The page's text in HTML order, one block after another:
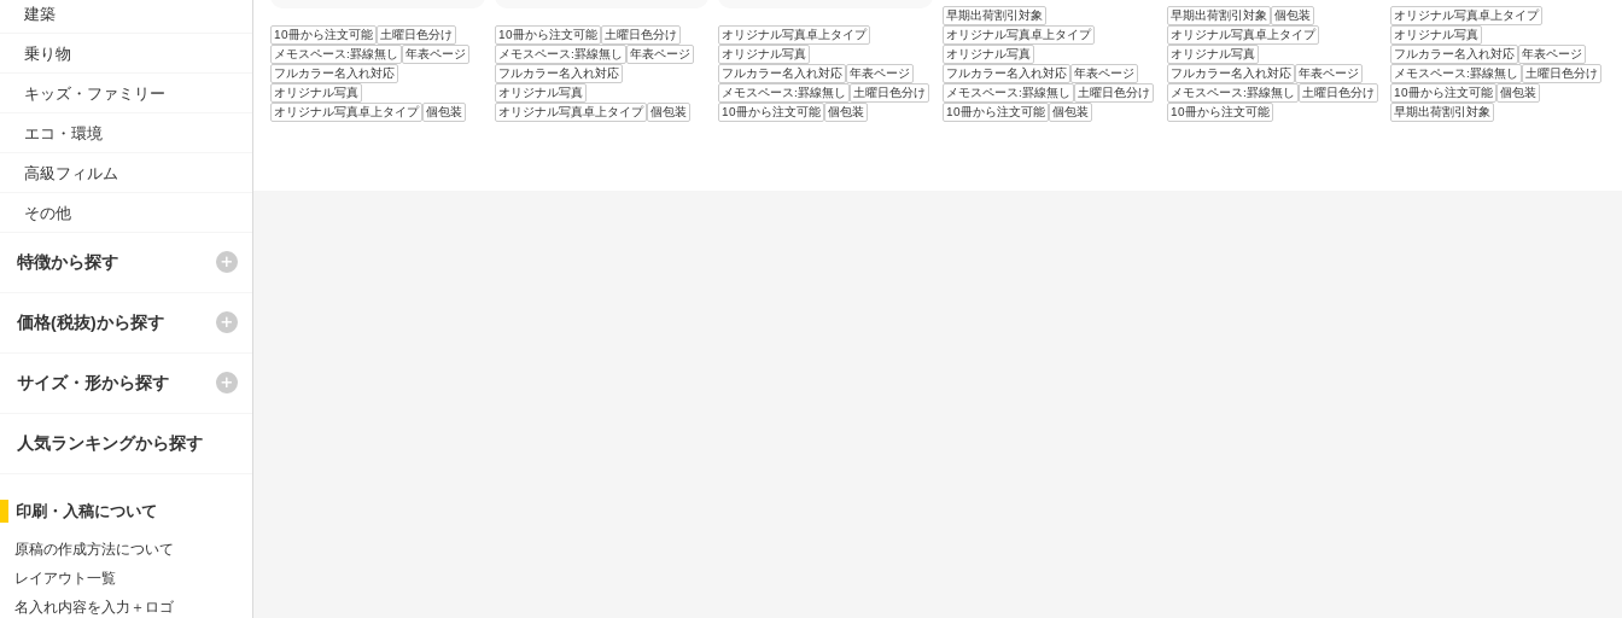
10冊から注文可能
土曜日色分け
メモスペース:罫線無し
年表ページ
フルカラー名入れ対応
オリジナル写真
オリジナル写真卓上タイプ 個包装
10冊から注文可能
土曜日色分け
メモスペース:罫線無し
年表ページ
フルカラー名入れ対応
オリジナル写真
オリジナル写真卓上タイプ 個包装
オリジナル写真卓上タイプ
オリジナル写真
フルカラー名入れ対応 年表ページ
メモスペース:罫線無し
土曜日色分け
10冊から注文可能 個包装
早期出荷割引対象
オリジナル写真卓上タイプ
オリジナル写真
フルカラー名入れ対応 年表ページ
メモスペース:罫線無し
土曜日色分け
10冊から注文可能 個包装
早期出荷割引対象
個包装
オリジナル写真卓上タイプ
オリジナル写真
フルカラー名入れ対応 年表ページ
メモスペース:罫線無し
土曜日色分け
10冊から注文可能
オリジナル写真卓上タイプ
オリジナル写真
フルカラー名入れ対応 年表ページ
メモスペース:罫線無し
土曜日色分け
10冊から注文可能 個包装
早期出荷割引対象
建築
乗り物
キッズ・ファミリー
エコ・環境
高級フィルム
その他
特徴から探す
価格(税抜)から探す
サイズ・形から探す
人気ランキングから探す
印刷・入稿について
原稿の作成方法について
レイアウト一覧
名入れ内容を入力＋ロゴ